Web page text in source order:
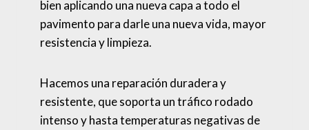
bien aplicando una nueva capa a todo el
pavimento para darle una nueva vida, mayor
resistencia y limpieza.
Hacemos una reparación duradera y
resistente, que soporta un tráfico rodado
intenso y hasta temperaturas negativas de